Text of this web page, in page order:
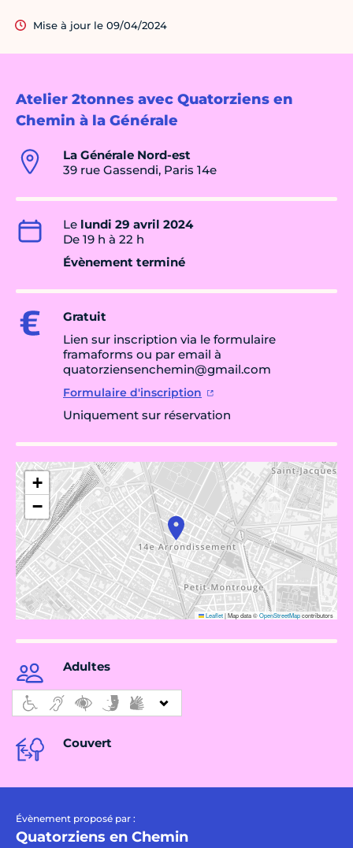
Atelier 2tonnes avec Quatorziens en
Chemin à la Générale
La Générale Nord-est
39 rue Gassendi, Paris 14e
Le lundi 29 avril 2024
De 19 h à 22 h
Évènement terminé
Gratuit
Lien sur inscription via le formulaire
framaforms ou par email à
quatorziensenchemin@gmail.com
Formulaire d'inscription
Uniquement sur réservation
+
−
Leaflet|Map data ©OpenStreetMapcontributors
Adultes
Couvert
Évènement proposé par :
Quatorziens en Chemin
Mise à jour le 09/04/2024